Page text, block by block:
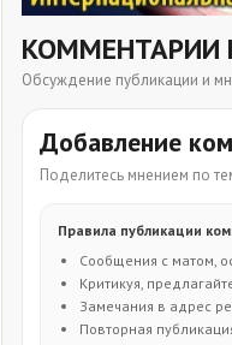
КОММЕНТАРИИ
Обсуждение публикации и
Добавление
Поделитесь мнением по
Правила публикации
Сообщения с матом,
Критикуя,
Замечания в адрес
Повторная